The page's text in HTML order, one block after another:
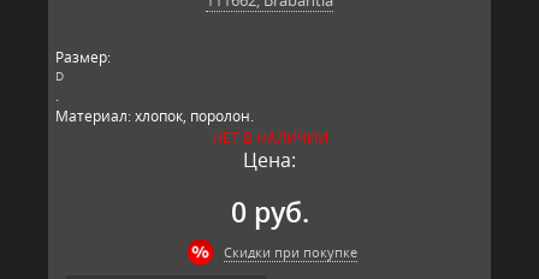
Размер:
D
.
Материал: хлопок, поролон.
Производитель: Brabantia, Бельгия.
НЕТ В НАЛИЧИИ
Цена:
0 руб.
Скидки при покупке